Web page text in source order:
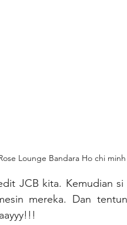
Lounge Bandara Ho chi minh
JCB kita. Kemudian
mereka. Dan